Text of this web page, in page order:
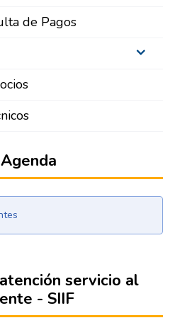
de Pagos
Agenda
servicio al
- SIIF